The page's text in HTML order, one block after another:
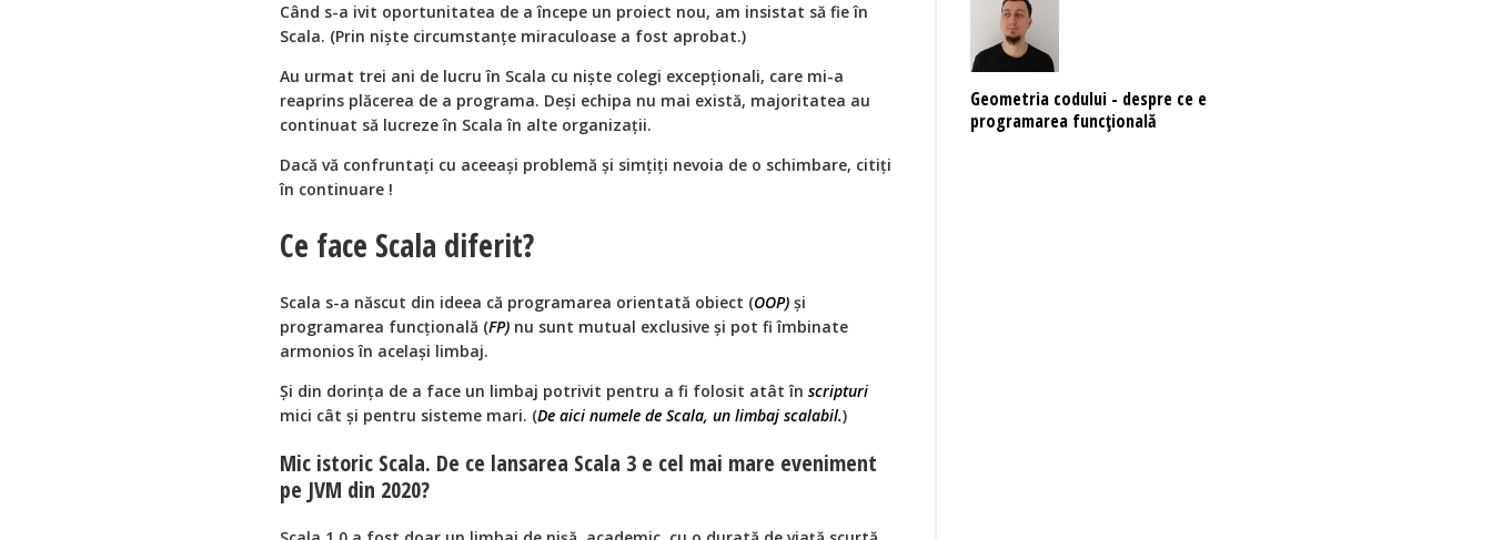
Când s-a ivit oportunitatea de a începe un proiect nou, am insistat să fie în
Scala. (Prin niște circumstanțe miraculoase a fost aprobat.)
Au urmat trei ani de lucru în Scala cu niște colegi excepționali, care mi-a
reaprins plăcerea de a programa. Deși echipa nu mai există, majoritatea au
continuat să lucreze în Scala în alte organizații.
Dacă vă confruntați cu aceeași problemă și simțiți nevoia de o schimbare, citiți
în continuare !
Ce face Scala diferit?
Scala s-a născut din ideea că programarea orientată obiect (OOP) și
programarea funcțională (FP) nu sunt mutual exclusive și pot fi îmbinate
armonios în același limbaj.
Și din dorința de a face un limbaj potrivit pentru a fi folosit atât în scripturi
mici cât și pentru sisteme mari. (De aici numele de Scala, un limbaj scalabil.)
Mic istoric Scala. De ce lansarea Scala 3 e cel mai mare eveniment
pe JVM din 2020?
Geometria codului - despre ce e
programarea funcțională